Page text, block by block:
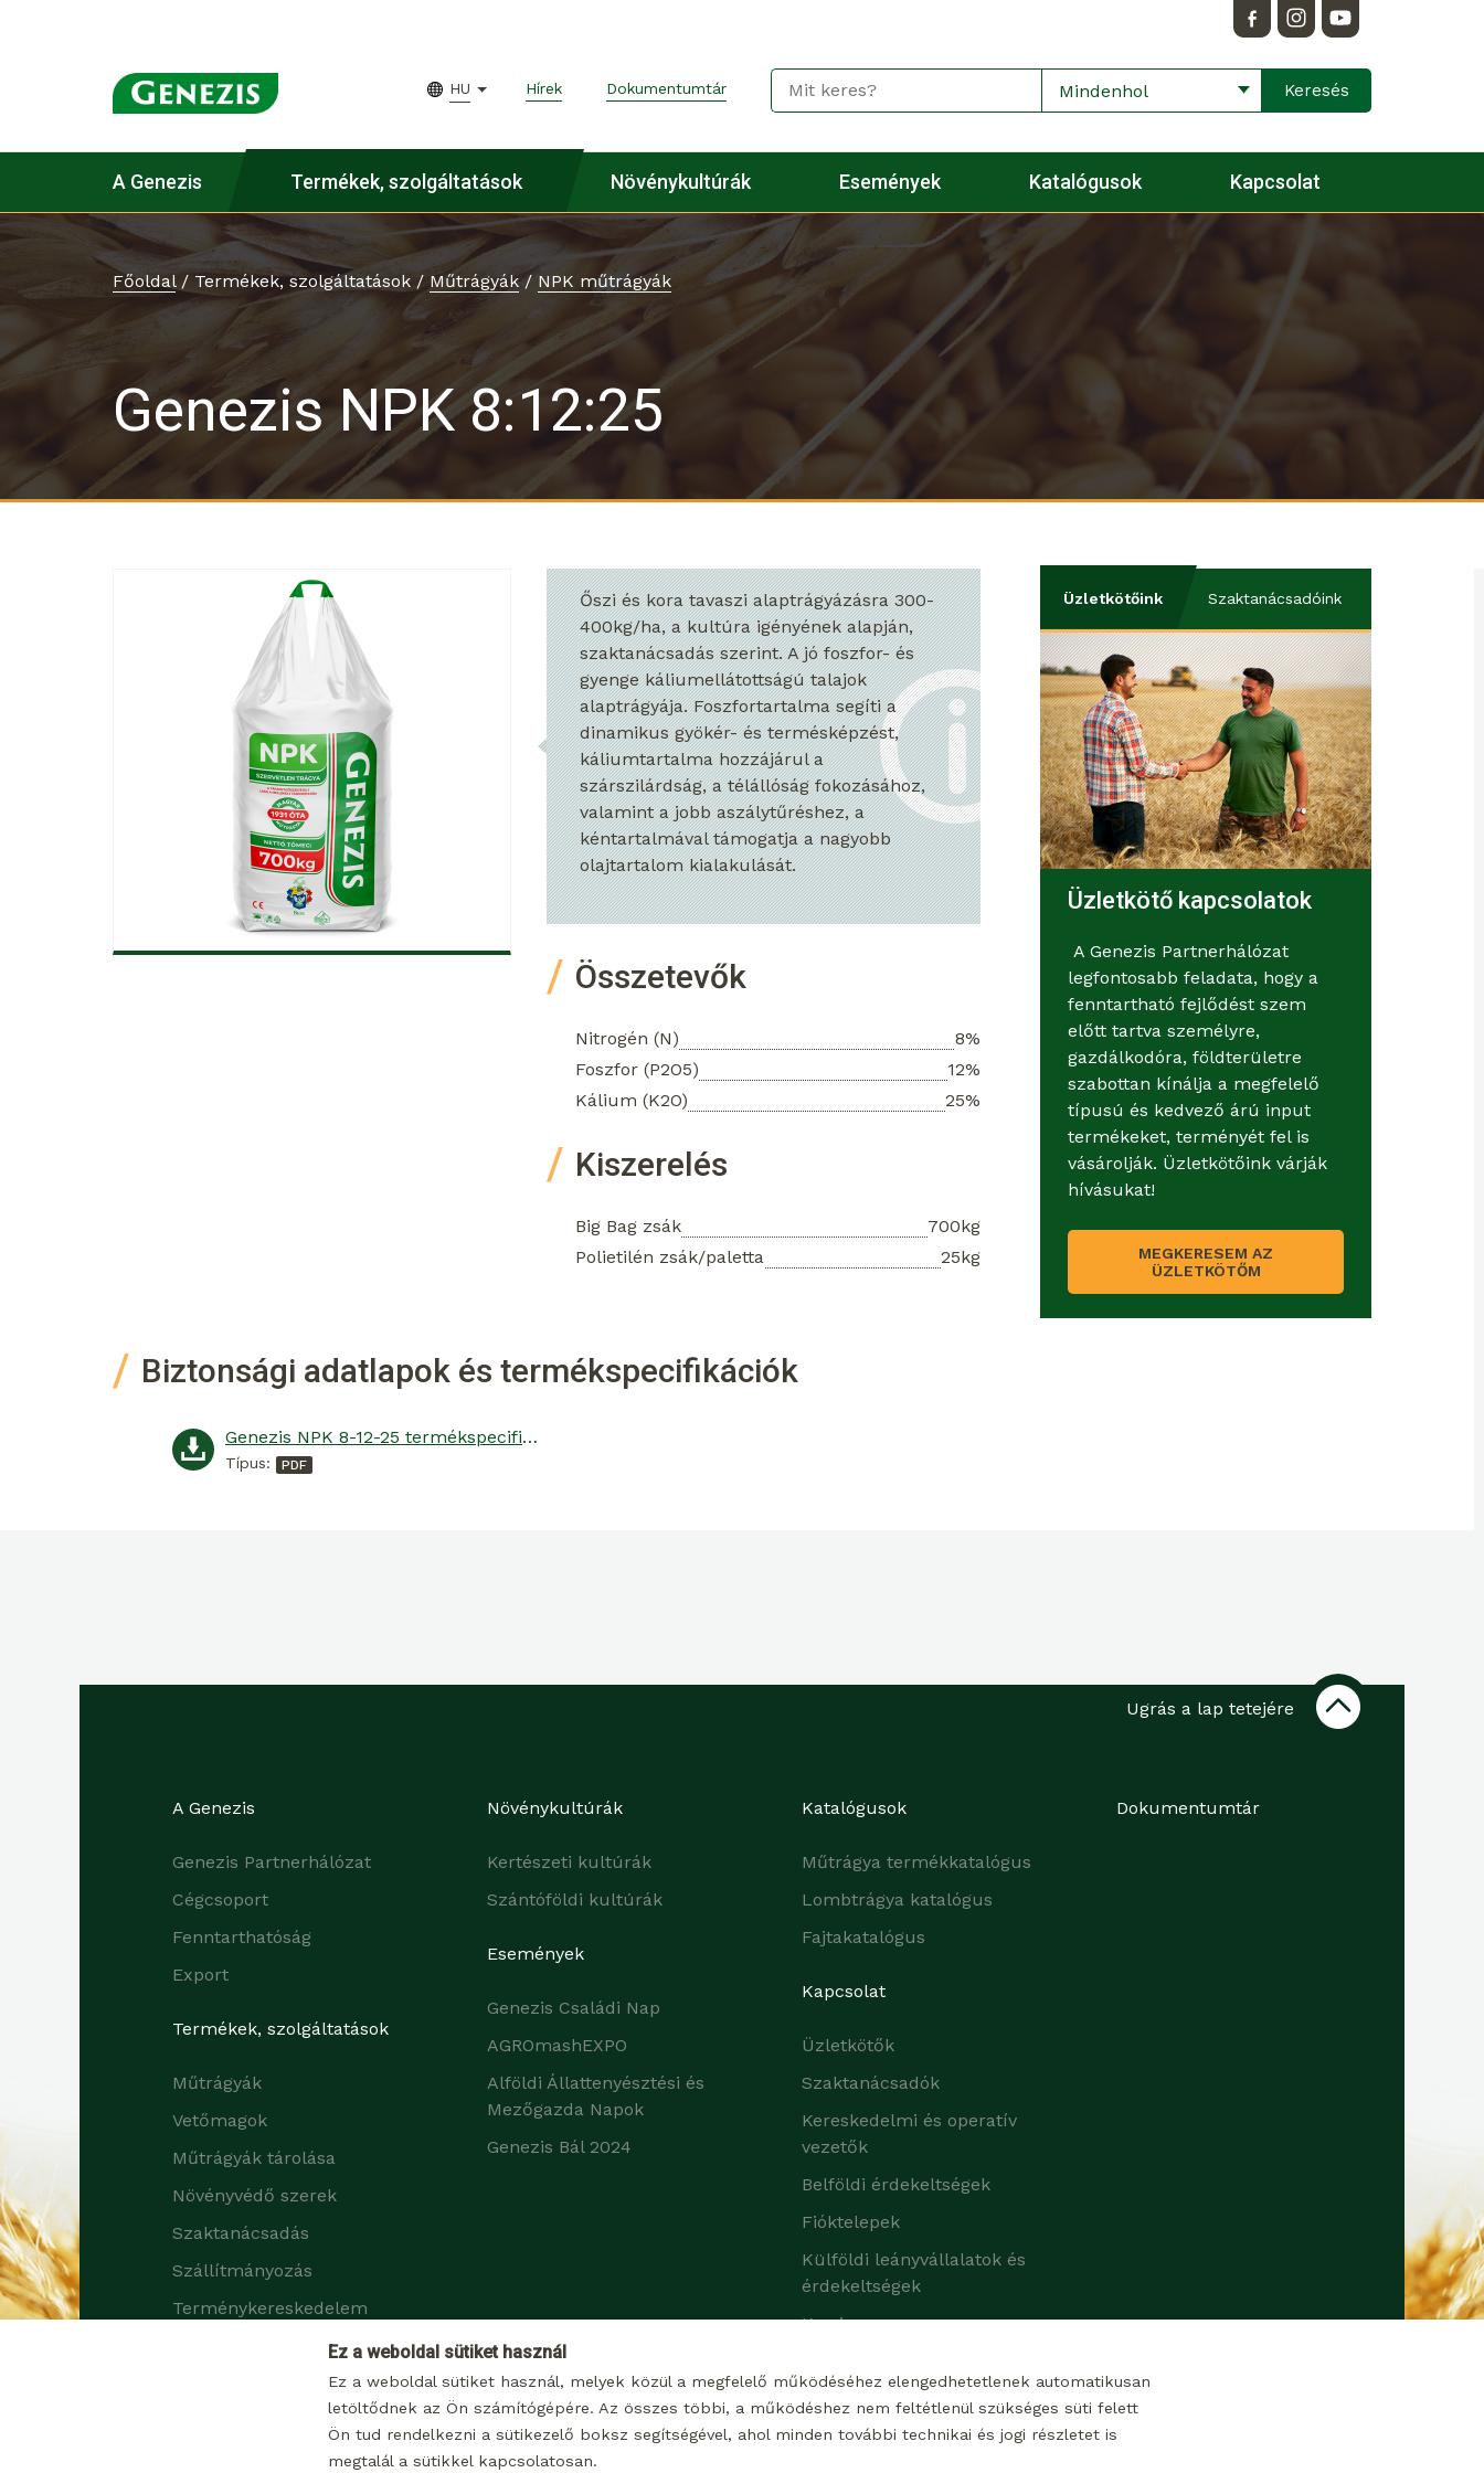
Ez a weboldal sütiket használ
Ez a weboldal sütiket használ, melyek közül a megfelelő működéséhez elengedhetetlenek automatikusan
letöltődnek az Ön számítógépére. Az összes többi, a működéshez nem feltétlenül szükséges süti felett
Ön tud rendelkezni a sütikezelő boksz segítségével, ahol minden további technikai és jogi részletet is
megtalál a sütikkel kapcsolatosan.
HU Hírek Dokumentumtár Mindenhol
A Genezis Termékek, szolgáltatások Növénykultúrák Események Katalógusok Kapcsolat
Főoldal/ Termékek, szolgáltatások/ Műtrágyák/ NPK műtrágyák
Genezis NPK 8:12:25
Őszi és kora tavaszi alaptrágyázásra 300-
400kg/ha, a kultúra igényének alapján,
szaktanácsadás szerint. A jó foszfor- és
gyenge káliumellátottságú talajok
alaptrágyája. Foszfortartalma segíti a
dinamikus gyökér- és termésképzést,
káliumtartalma hozzájárul a
szárszilárdság, a télállóság fokozásához,
valamint a jobb aszálytűréshez, a
kéntartalmával támogatja a nagyobb
olajtartalom kialakulását.
Összetevők
Nitrogén (N)
8%
Foszfor (P2O5)
12%
Kálium (K2O)
25%
Kiszerelés
Big Bag zsák
700kg
Polietilén zsák/paletta
25kg
Biztonsági adatlapok és termékspecifikációk
Genezis NPK 8-12-25 termékspecifikáció
Típus:
Üzletkötőink Szaktanácsadóink
Üzletkötő kapcsolatok
A Genezis Partnerhálózat
legfontosabb feladata, hogy a
fenntartható fejlődést szem
előtt tartva személyre,
gazdálkodóra, földterületre
szabottan kínálja a megfelelő
típusú és kedvező árú input
termékeket, terményét fel is
vásárolják. Üzletkötőink várják
hívásukat!
MEGKERESEM AZ
ÜZLETKÖTŐM
Ugrás a lap tetejére
A Genezis
Genezis Partnerhálózat
Cégcsoport
Fenntarthatóság
Export
Termékek, szolgáltatások
Műtrágyák
Vetőmagok
Műtrágyák tárolása
Növényvédő szerek
Szaktanácsadás
Szállítmányozás
Terménykereskedelem
Zöldtrágya növények
Növénykultúrák
Kertészeti kultúrák
Szántóföldi kultúrák
Események
Genezis Családi Nap
AGROmashEXPO
Alföldi Állattenyésztési és
Mezőgazda Napok
Genezis Bál 2024
Katalógusok
Műtrágya termékkatalógus
Lombtrágya katalógus
Fajtakatalógus
Kapcsolat
Üzletkötők
Szaktanácsadók
Kereskedelmi és operatív
vezetők
Belföldi érdekeltségek
Fióktelepek
Külföldi leányvállalatok és
érdekeltségek
Karrier
Dokumentumtár